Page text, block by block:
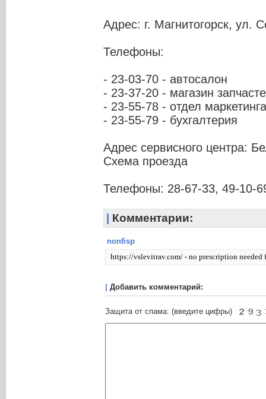
Адрес: г. Магнитогорск, ул.
Телефоны:
- 23-03-70 - автосалон
- 23-37-20 - магазин
- 23-55-78 - отдел маркетинга
- 23-55-79 - бухгалтерия
Адрес сервисного центра:
Схема проезда
Телефоны: 28-67-33, 49-10-
Комментарии:
nonfisp
https://vslevitrav.com/ - no prescription needed
Добавить комментарий:
Защита от спама: (введите цифры)